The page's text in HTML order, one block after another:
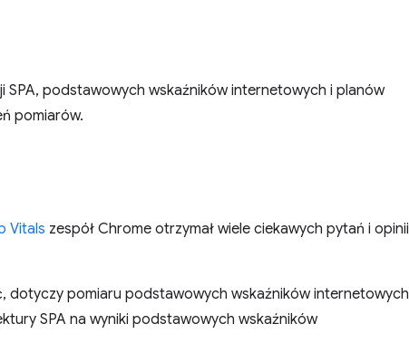
podstawowych wskaźników internetowych i planów
pomiarów.
Vitals zespół Chrome otrzymał wiele ciekawych pytań i opinii
dotyczy pomiaru podstawowych wskaźników internetowych
SPA na wyniki podstawowych wskaźników